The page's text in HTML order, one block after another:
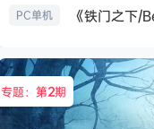
PC单机 《铁门之下
专题：第2期